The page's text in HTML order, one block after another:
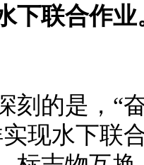
下联合作
的是，“奋
现水下联